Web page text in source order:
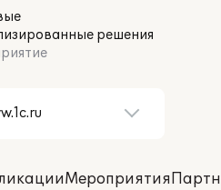
решения
Мероприятия